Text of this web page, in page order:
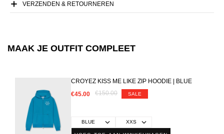
VERZENDEN & RETOURNEREN
MAAK JE OUTFIT COMPLEET
CROYEZ KISS ME LIKE ZIP HOODIE | BLUE
€45.00
€150.00 SALE